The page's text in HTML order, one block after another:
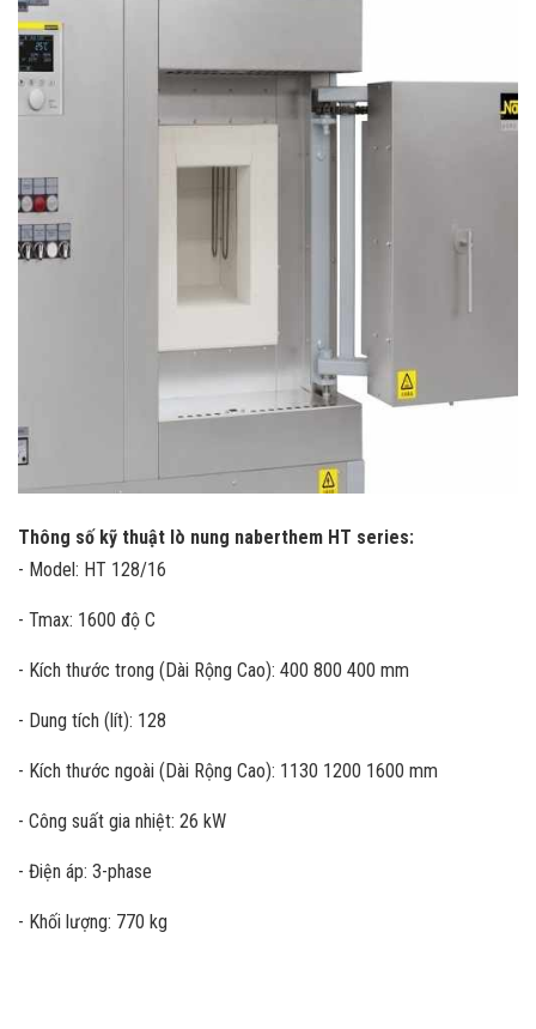
Thông số kỹ thuật lò nung naberthem HT series:
- Model: HT 128/16
- Tmax: 1600 độ C
- Kích thước trong (Dài Rộng Cao): 400 800 400 mm
- Dung tích (lít): 128
- Kích thước ngoài (Dài Rộng Cao): 1130 1200 1600 mm
- Công suất gia nhiệt: 26 kW
- Điện áp: 3-phase
- Khối lượng: 770 kg